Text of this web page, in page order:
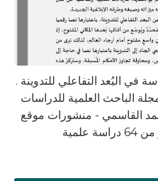
في البُعد التفاعلي للتدوينة .
- العدد 94 من مجلة الباحث العلمية للدراسات
القاسمي - منشورات موقع